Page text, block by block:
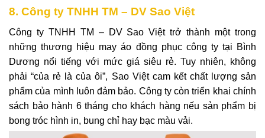
8. Công ty TNHH TM – DV Sao Việt
Công ty TNHH TM – DV Sao Việttrở thành một trong
những thương hiệu may áo đồng phục công ty tại Bình
Dương nổi tiếng với mức giá siêu rẻ. Tuy nhiên, không
phải “của rẻ là của ôi”, Sao Việt cam kết chất lượng sản
phẩm của mình luôn đảm bảo. Công ty còn triển khai chính
sách bảo hành 6 tháng cho khách hàng nếu sản phẩm bị
bong tróc hình in, bung chỉ hay bạc màu vải.